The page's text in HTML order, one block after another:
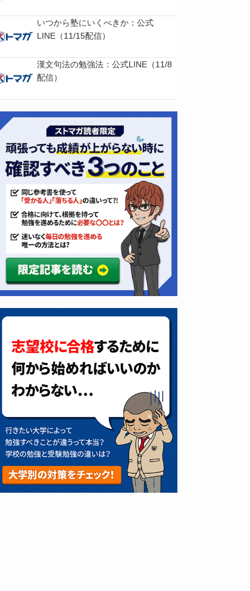
いつから塾にいくべきか：公式
LINE（11/15配信）
漢文句法の勉強法：公式LINE（11/8
配信）